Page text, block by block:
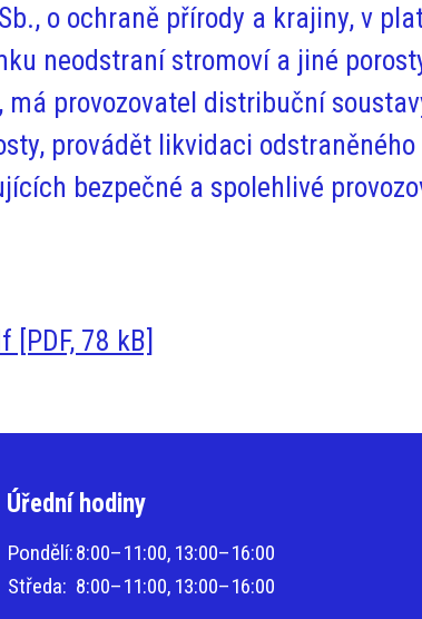
o ochraně přírody a krajiny, v
neodstraní stromoví a jiné
má provozovatel distribuční
provádět likvidaci
bezpečné a spolehlivé
78 kB]
Úřední hodiny
Pondělí:8:00–11:00, 13:00–16:00
Středa: 8:00–11:00, 13:00–16:00